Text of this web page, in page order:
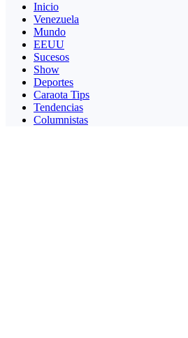
Inicio
Venezuela
Mundo
EEUU
Sucesos
Show
Deportes
Caraota Tips
Tendencias
Columnistas